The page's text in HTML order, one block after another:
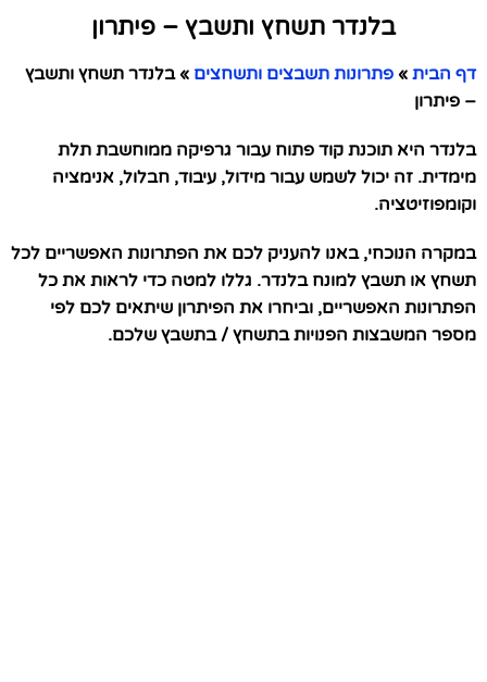
בלנדר תשחץ ותשבץ – פיתרון
דף הבית » פתרונות תשבצים ותשחצים » בלנדר תשחץ ותשבץ
– פיתרון
בלנדר היא תוכנת קוד פתוח עבור גרפיקה ממוחשבת תלת
מימדית. זה יכול לשמש עבור מידול, עיבוד, חבלול, אנימציה
וקומפוזיטציה.
במקרה הנוכחי, באנו להעניק לכם את הפתרונות האפשריים לכל
תשחץ או תשבץ למונח בלנדר. גללו למטה כדי לראות את כל
הפתרונות האפשריים, וביחרו את הפיתרון שיתאים לכם לפי
מספר המשבצות הפנויות בתשחץ / בתשבץ שלכם.